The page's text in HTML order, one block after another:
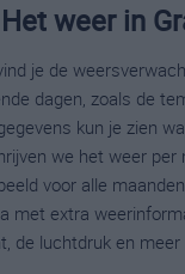
Het weer in
je de
dagen, zoals de
kun je zien
we het weer
voor alle
met extra
de luchtdruk en